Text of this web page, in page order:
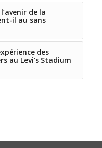
de la
il au sans
des
au Levi’s Stadium